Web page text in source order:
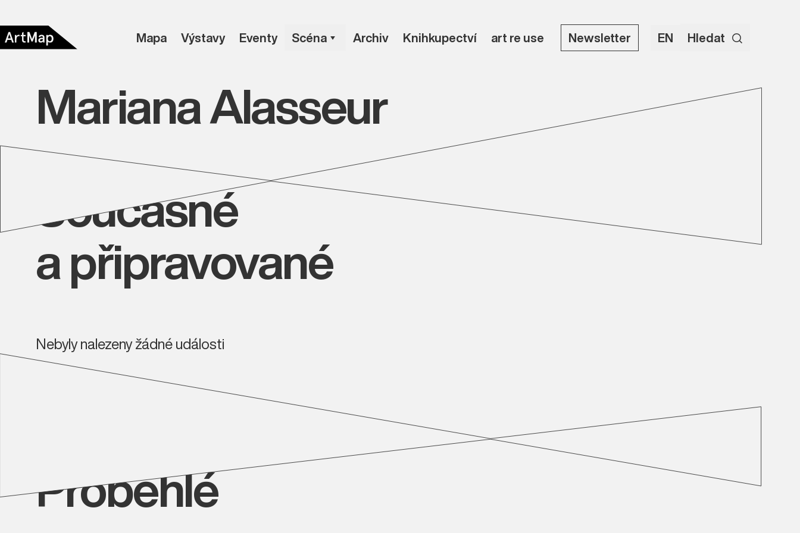
Mapa Výstavy Eventy Scéna Archiv Knihkupectví art re use Newsletter EN Hledat
Mariana Alasseur
Současné
a připravované
Nebyly nalezeny žádné události
Proběhlé